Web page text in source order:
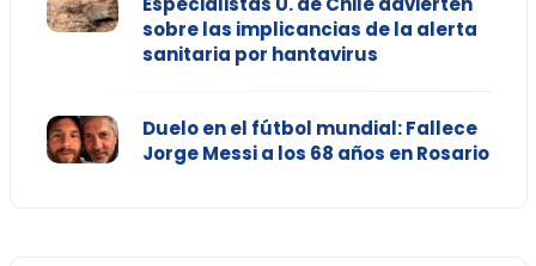
sobre las implicancias de la alerta
sanitaria por hantavirus
Duelo en el fútbol mundial: Fallece
Jorge Messi a los 68 años en Rosario